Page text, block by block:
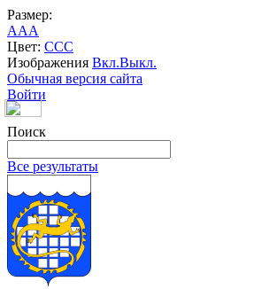
Размер:
AAA
Цвет: CCC
Изображения Вкл.Выкл.
Обычная версия сайта
Войти
Поиск
Все результаты